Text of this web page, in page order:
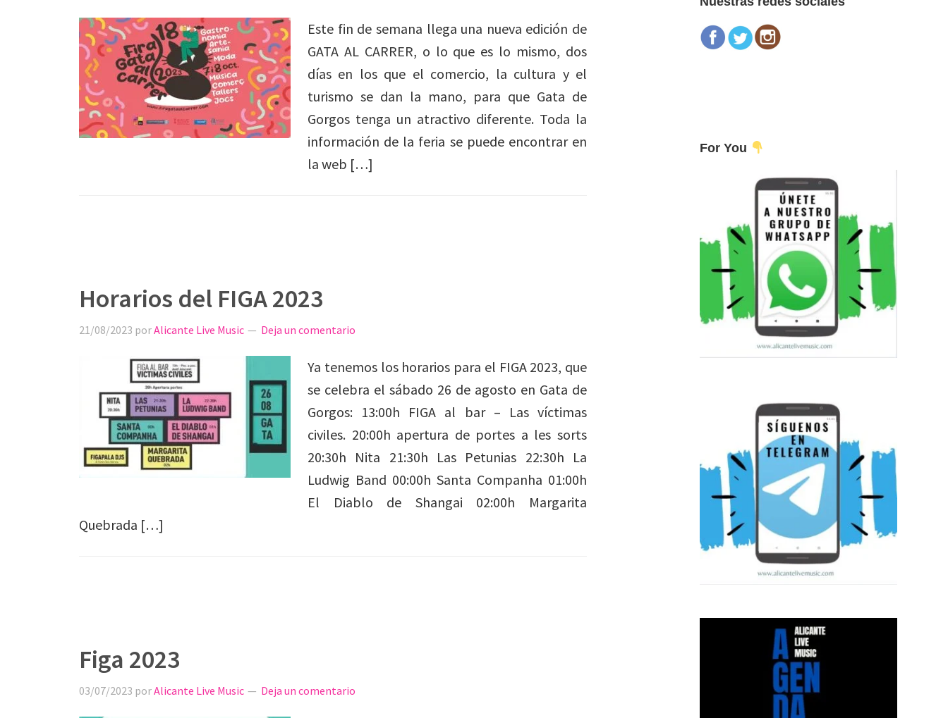
Este fin de semana llega una nueva edición de
GATA AL CARRER, o lo que es lo mismo, dos
días en los que el comercio, la cultura y el
turismo se dan la mano, para que Gata de
Gorgos tenga un atractivo diferente. Toda la
información de la feria se puede encontrar en
la web […]
Horarios del FIGA 2023
21/08/2023 porAlicante Live Music Deja un comentario
Ya tenemos los horarios para el FIGA 2023, que
se celebra el sábado 26 de agosto en Gata de
Gorgos: 13:00h FIGA al bar – Las víctimas
civiles. 20:00h apertura de portes a les sorts
20:30h Nita 21:30h Las Petunias 22:30h La
Ludwig Band 00:00h Santa Companha 01:00h
El Diablo de Shangai 02:00h Margarita
Quebrada […]
Figa 2023
03/07/2023 porAlicante Live Music Deja un comentario
For You